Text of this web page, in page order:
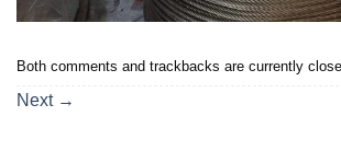
Both comments and trackbacks are currently
Next →